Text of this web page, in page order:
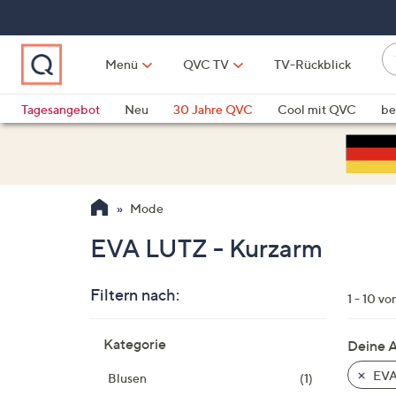
springen
Menü QVC TV TV-Rückblick
Tagesangebot
Neu 30 Jahre QVC Cool mit QVC
Mode
EVA LUTZ - Kurzarm
Filtern nach:
Produktliste
Kategorie
Blusen
(1)
1 - 10
Deine